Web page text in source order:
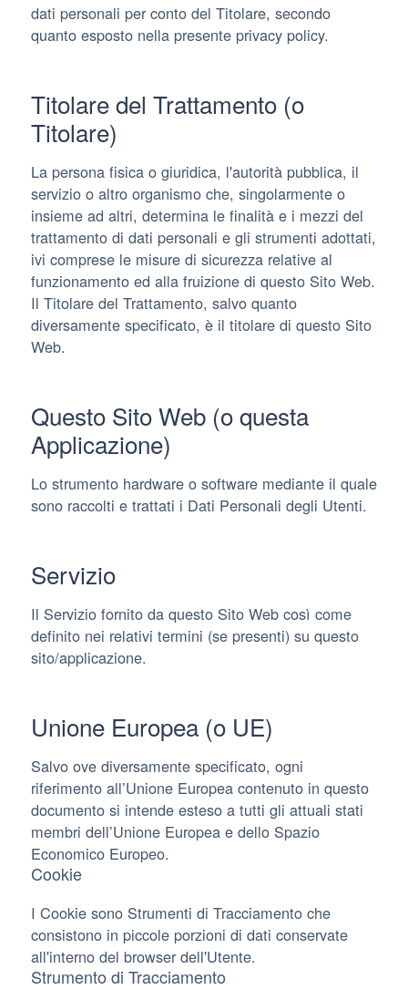
dati personali per conto del Titolare, secondo
quanto esposto nella presente privacy policy.
Titolare del Trattamento (o
Titolare)
La persona fisica o giuridica, l'autorità pubblica, il
servizio o altro organismo che, singolarmente o
insieme ad altri, determina le finalità e i mezzi del
trattamento di dati personali e gli strumenti adottati,
ivi comprese le misure di sicurezza relative al
funzionamento ed alla fruizione di questo Sito Web.
Il Titolare del Trattamento, salvo quanto
diversamente specificato, è il titolare di questo Sito
Web.
Questo Sito Web (o questa
Applicazione)
Lo strumento hardware o software mediante il quale
sono raccolti e trattati i Dati Personali degli Utenti.
Servizio
Il Servizio fornito da questo Sito Web così come
definito nei relativi termini (se presenti) su questo
sito/applicazione.
Unione Europea (o UE)
Salvo ove diversamente specificato, ogni
riferimento all’Unione Europea contenuto in questo
documento si intende esteso a tutti gli attuali stati
membri dell’Unione Europea e dello Spazio
Economico Europeo.
Cookie
I Cookie sono Strumenti di Tracciamento che
consistono in piccole porzioni di dati conservate
all'interno del browser dell'Utente.
Strumento di Tracciamento